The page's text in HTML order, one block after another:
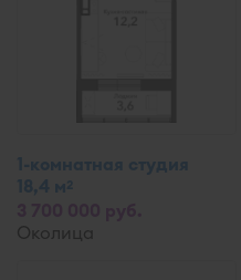
1-комнатная студия
18,4 м2
Околица